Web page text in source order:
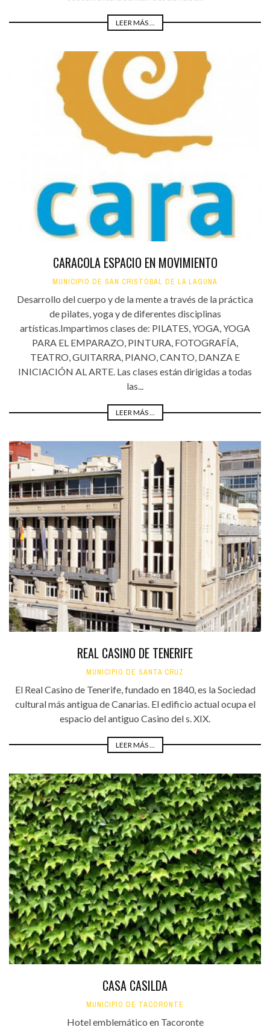
LEER MÁS ...
CARACOLA ESPACIO EN MOVIMIENTO
MUNICIPIO DE SAN CRISTÓBAL DE LA LAGUNA
Desarrollo del cuerpo y de la mente a través de la práctica
de pilates, yoga y de diferentes disciplinas
artísticas.Impartimos clases de: PILATES, YOGA, YOGA
PARA EL EMPARAZO, PINTURA, FOTOGRAFÍA,
TEATRO, GUITARRA, PIANO, CANTO, DANZA E
INICIACIÓN AL ARTE. Las clases están dirigidas a todas
las...
LEER MÁS ...
REAL CASINO DE TENERIFE
MUNICIPIO DE SANTA CRUZ
El Real Casino de Tenerife, fundado en 1840, es la Sociedad
cultural más antigua de Canarias. El edificio actual ocupa el
espacio del antiguo Casino del s. XIX.
LEER MÁS ...
CASA CASILDA
MUNICIPIO DE TACORONTE
Hotel emblemático en Tacoronte